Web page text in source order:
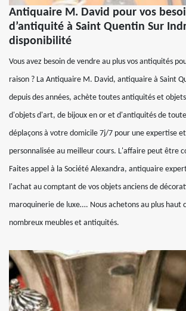
Antiquaire M. David pour vos
d’antiquité à Saint Quentin Sur
disponibilité
Vous avez besoin de vendre au plus vos antiquités
raison ? La Antiquaire M. David, antiquaire à Saint
depuis des années, achète toutes antiquités et
d'objets d'art, de bijoux en or et d'antiquités de
déplaçons à votre domicile 7j/7 pour une expertise
personnalisée au meilleur cours. L'affaire peut être
Faites appel à la Société Alexandra, antiquaire
l'achat au comptant de vos objets anciens de
maroquinerie de luxe…. Nous achetons au plus haut
nombreux meubles et antiquités.